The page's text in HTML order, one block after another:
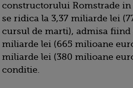
constructorului Romstrade
se ridica la 3,37 miliarde lei
cursul de marti), admisa fiind
miliarde lei (665 milioane
miliarde lei (380 milioane
conditie.